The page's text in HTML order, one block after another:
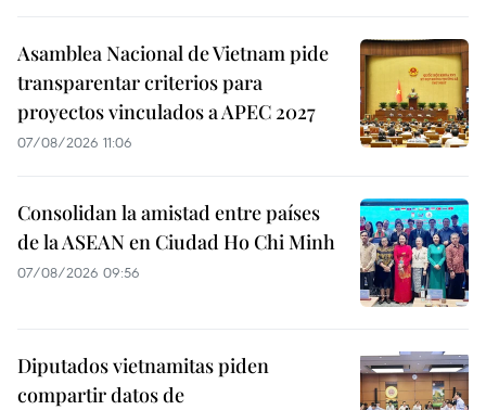
Asamblea Nacional de Vietnam pide
transparentar criterios para
proyectos vinculados a APEC 2027
07/08/2026 11:06
Consolidan la amistad entre países
de la ASEAN en Ciudad Ho Chi Minh
07/08/2026 09:56
Diputados vietnamitas piden
compartir datos de